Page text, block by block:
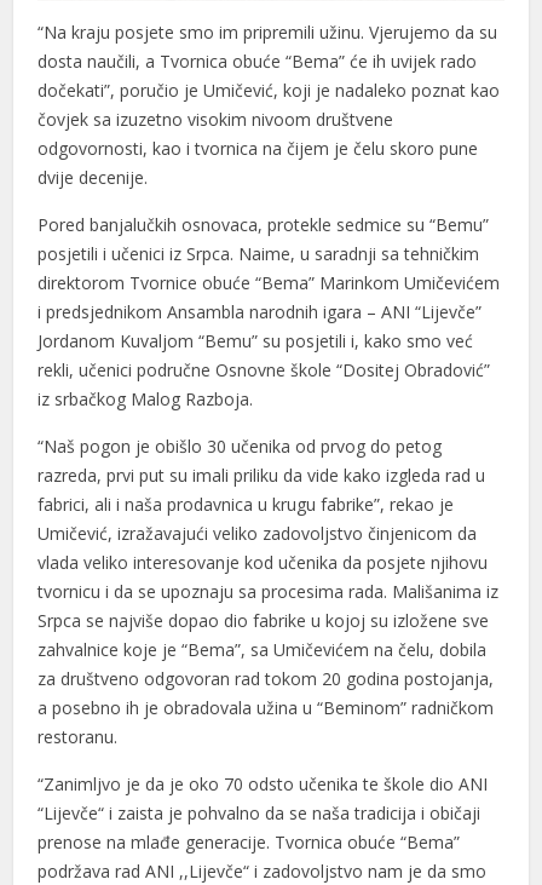
“Na kraju posjete smo im pripremili užinu. Vjerujemo da su
dosta naučili, a Tvornica obuće “Bema” će ih uvijek rado
dočekati”, poručio je Umičević, koji je nadaleko poznat kao
čovjek sa izuzetno visokim nivoom društvene
odgovornosti, kao i tvornica na čijem je čelu skoro pune
dvije decenije.
Pored banjalučkih osnovaca, protekle sedmice su “Bemu”
posjetili i učenici iz Srpca. Naime, u saradnji sa tehničkim
direktorom Tvornice obuće “Bema” Marinkom Umičevićem
i predsjednikom Ansambla narodnih igara – ANI “Lijevče”
Jordanom Kuvaljom “Bemu” su posjetili i, kako smo već
rekli, učenici područne Osnovne škole “Dositej Obradović”
iz srbačkog Malog Razboja.
“Naš pogon je obišlo 30 učenika od prvog do petog
razreda, prvi put su imali priliku da vide kako izgleda rad u
fabrici, ali i naša prodavnica u krugu fabrike”, rekao je
Umičević, izražavajući veliko zadovoljstvo činjenicom da
vlada veliko interesovanje kod učenika da posjete njihovu
tvornicu i da se upoznaju sa procesima rada. Mališanima iz
Srpca se najviše dopao dio fabrike u kojoj su izložene sve
zahvalnice koje je “Bema”, sa Umičevićem na čelu, dobila
za društveno odgovoran rad tokom 20 godina postojanja,
a posebno ih je obradovala užina u “Beminom” radničkom
restoranu.
“Zanimljvo je da je oko 70 odsto učenika te škole dio ANI
“Lijevče“ i zaista je pohvalno da se naša tradicija i običaji
prenose na mlađe generacije. Tvornica obuće “Bema”
podržava rad ANI ,,Lijevče“ i zadovoljstvo nam je da smo